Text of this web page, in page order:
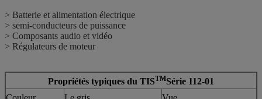
> Batterie et alimentation électrique
> semi-conducteurs de puissance
> Composants audio et vidéo
> Régulateurs de moteur
Propriétés typiques du TISTMSérie 112-01